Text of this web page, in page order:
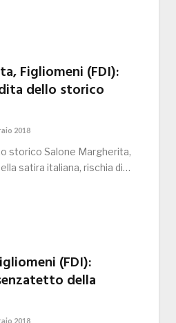
Figliomeni (FDI):
dello storico
2018
storico Salone Margherita,
satira italiana, rischia di…
(FDI):
della
2018